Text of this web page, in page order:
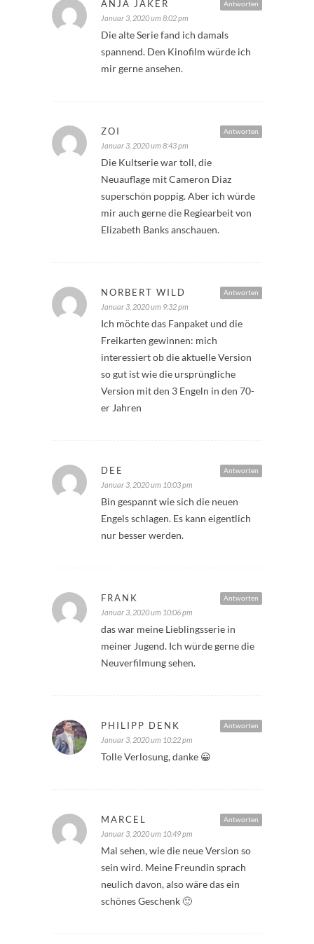
Antworten
ANJA JÄKER
Januar 3, 2020 um 8:02 pm
Die alte Serie fand ich damals
spannend. Den Kinofilm würde ich
mir gerne ansehen.
Antworten
ZOI
Januar 3, 2020 um 8:43 pm
Die Kultserie war toll, die
Neuauflage mit Cameron Diaz
superschön poppig. Aber ich würde
mir auch gerne die Regiearbeit von
Elizabeth Banks anschauen.
Antworten
NORBERT WILD
Januar 3, 2020 um 9:32 pm
Ich möchte das Fanpaket und die
Freikarten gewinnen: mich
interessiert ob die aktuelle Version
so gut ist wie die ursprüngliche
Version mit den 3 Engeln in den 70-
er Jahren
Antworten
DEE
Januar 3, 2020 um 10:03 pm
Bin gespannt wie sich die neuen
Engels schlagen. Es kann eigentlich
nur besser werden.
Antworten
FRANK
Januar 3, 2020 um 10:06 pm
das war meine Lieblingsserie in
meiner Jugend. Ich würde gerne die
Neuverfilmung sehen.
Antworten
PHILIPP DENK
Januar 3, 2020 um 10:22 pm
Tolle Verlosung, danke 😀
Antworten
MARCEL
Januar 3, 2020 um 10:49 pm
Mal sehen, wie die neue Version so
sein wird. Meine Freundin sprach
neulich davon, also wäre das ein
schönes Geschenk 🙂